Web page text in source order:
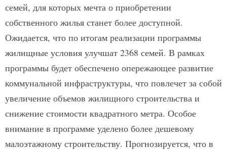
семей, для которых мечта о приобретении
собственного жилья станет более доступной.
Ожидается, что по итогам реализации программы
жилищные условия улучшат 2368 семей. В рамках
программы будет обеспечено опережающее развитие
коммунальной инфраструктуры, что повлечет за собой
увеличение объемов жилищного строительства и
снижение стоимости квадратного метра. Особое
внимание в программе уделено более дешевому
малоэтажному строительству. Прогнозируется, что в